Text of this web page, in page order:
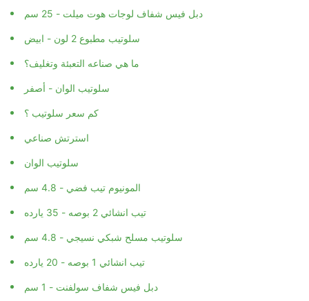
دبل فيس شفاف لوجات هوت ميلت - 25 سم
سلوتيب مطبوع 2 لون - ابيض
ما هي صناعه التعبئة وتغليف؟
سلوتيب الوان - أصفر
كم سعر سلوتيب ؟
استرتش صناعي
سلوتيب الوان
المونيوم تيب فضي - 4.8 سم
تيب انشائي 2 بوصه - 35 يارده
سلوتيب مسلح شبكي نسيجي - 4.8 سم
تيب انشائي 1 بوصه - 20 يارده
دبل فيس شفاف سولفنت - 1 سم